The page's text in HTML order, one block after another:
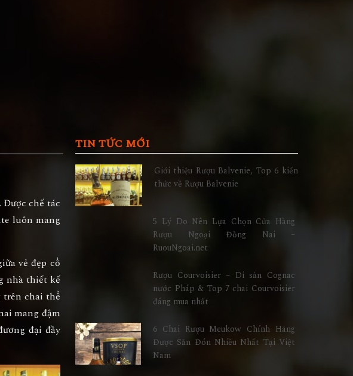
Được chế tác
luôn mang
vẻ đẹp cổ
nhà thiết kế
trên chai thể
mang đậm
đại đầy
TIN TỨC MỚI
Giới thiệu Rượu Balvenie, Top 6 kiến
thức về Rượu Balvenie
5 Lý Do Nên Lựa Chọn Cửa Hàng
Rượu Ngoại Đồng Nai –
RuouNgoai.net
Rượu Courvoisier – Di sản Cognac
nước Pháp & Top 7 chai Courvoisier
đáng mua nhất
6 Chai Rượu Meukow Chính Hãng
Được Săn Đón Nhiều Nhất Tại Việt
Nam